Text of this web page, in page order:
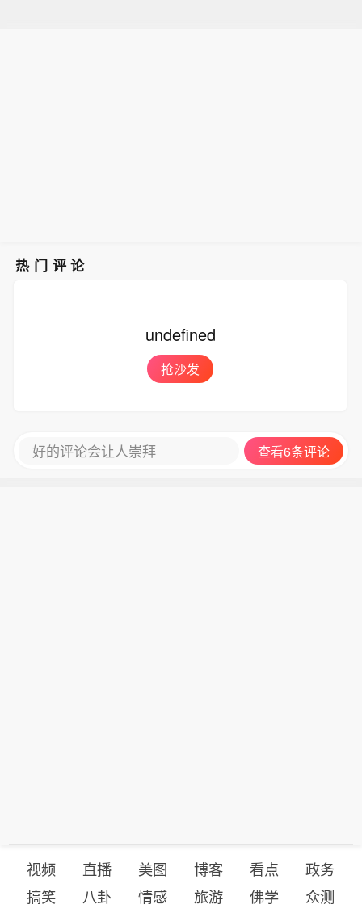
热门评论
undefined
抢沙发
好的评论会让人崇拜 查看6条评论
视频 直播 美图 博客 看点
政务
搞笑
八卦 情感 旅游 佛学 众测